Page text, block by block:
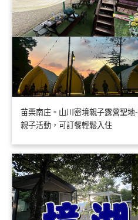
苗栗南庄。山川密境親子露營聖地
親子活動，可訂餐輕鬆入住